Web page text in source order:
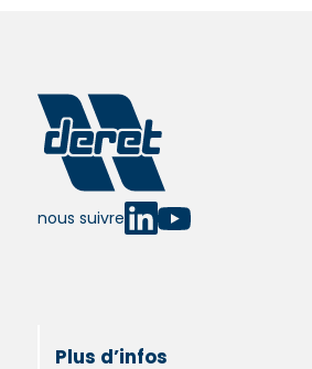
nous suivre
Plus d’infos